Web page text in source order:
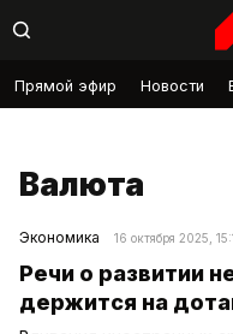
Прямой эфир Новости
Валюта
Экономика 16 октября 2025,
Речи о развитии
держится на